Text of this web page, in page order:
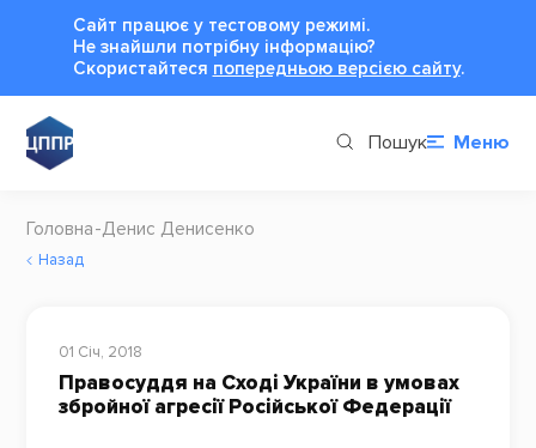
Сайт працює у тестовому режимі.
Не знайшли потрібну інформацію?
Cкористайтеся попередньою версією сайту.
Пошук Меню
Головна Денис Денисенко
Назад
01 Січ, 2018
Правосуддя на Сході України в умовах
збройної агресії Російської Федерації